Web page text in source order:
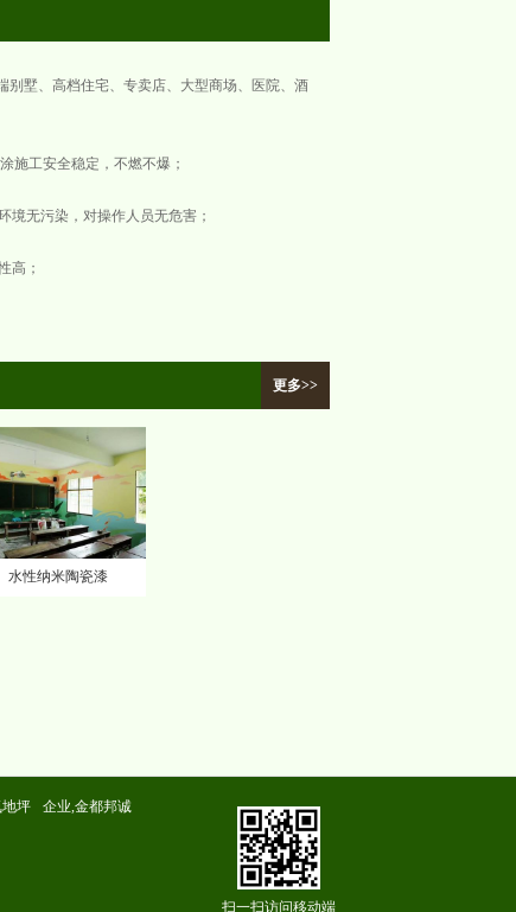
墅、高档住宅、专卖店、大型商场、医院、酒
施工安全稳定，不燃不爆；
境无污染，对操作人员无危害；
高；
更多>>
水性纳米陶瓷漆
坪
企业,金都邦诚
扫一扫访问移动端